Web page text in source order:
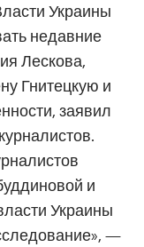
Украины
недавние
Лескова,
Гнитецкую и
заявил
и
Украины
—